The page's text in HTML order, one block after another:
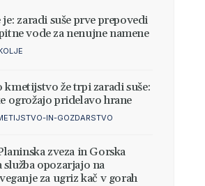
je: zaradi suše prve prepovedi
vode za nenujne namene
kmetijstvo že trpi zaradi suše:
ogrožajo pridelavo hrane
IN-GOZDARSTVO
zveza in Gorska
služba opozarjajo na
za ugriz kač v gorah